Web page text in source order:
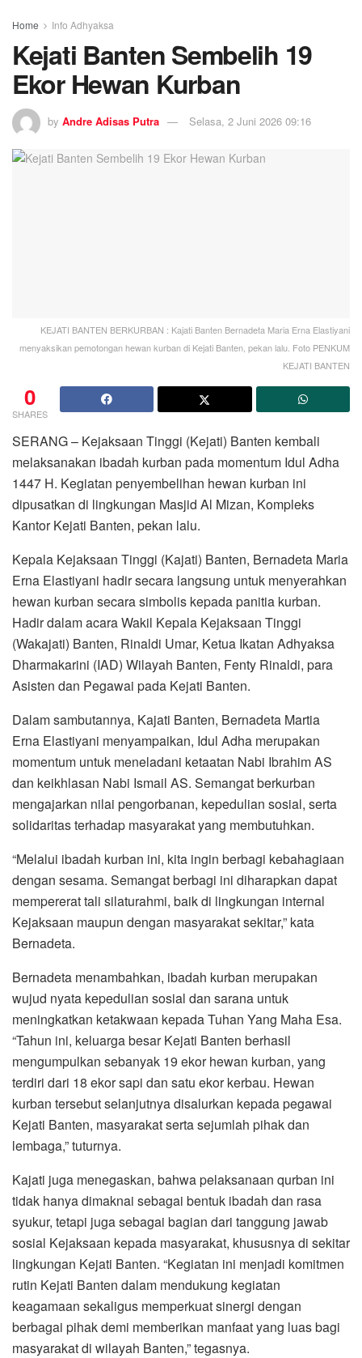
Home Info Adhyaksa
Kejati Banten Sembelih 19
Ekor Hewan Kurban
by Andre Adisas Putra Selasa, 2 Juni 2026 09:16
KEJATI BANTEN BERKURBAN : Kajati Banten Bernadeta Maria Erna Elastiyani
menyaksikan pemotongan hewan kurban di Kejati Banten, pekan lalu. Foto PENKUM
KEJATI BANTEN
0
SHARES
SERANG – Kejaksaan Tinggi (Kejati) Banten kembali
melaksanakan ibadah kurban pada momentum Idul Adha
1447 H. Kegiatan penyembelihan hewan kurban ini
dipusatkan di lingkungan Masjid Al Mizan, Kompleks
Kantor Kejati Banten, pekan lalu.
Kepala Kejaksaan Tinggi (Kajati) Banten, Bernadeta Maria
Erna Elastiyani hadir secara langsung untuk menyerahkan
hewan kurban secara simbolis kepada panitia kurban.
Hadir dalam acara Wakil Kepala Kejaksaan Tinggi
(Wakajati) Banten, Rinaldi Umar, Ketua Ikatan Adhyaksa
Dharmakarini (IAD) Wilayah Banten, Fenty Rinaldi, para
Asisten dan Pegawai pada Kejati Banten.
Dalam sambutannya, Kajati Banten, Bernadeta Martia
Erna Elastiyani menyampaikan, Idul Adha merupakan
momentum untuk meneladani ketaatan Nabi Ibrahim AS
dan keikhlasan Nabi Ismail AS. Semangat berkurban
mengajarkan nilai pengorbanan, kepedulian sosial, serta
solidaritas terhadap masyarakat yang membutuhkan.
“Melalui ibadah kurban ini, kita ingin berbagi kebahagiaan
dengan sesama. Semangat berbagi ini diharapkan dapat
mempererat tali silaturahmi, baik di lingkungan internal
Kejaksaan maupun dengan masyarakat sekitar,” kata
Bernadeta.
Bernadeta menambahkan, ibadah kurban merupakan
wujud nyata kepedulian sosial dan sarana untuk
meningkatkan ketakwaan kepada Tuhan Yang Maha Esa.
“Tahun ini, keluarga besar Kejati Banten berhasil
mengumpulkan sebanyak 19 ekor hewan kurban, yang
terdiri dari 18 ekor sapi dan satu ekor kerbau. Hewan
kurban tersebut selanjutnya disalurkan kepada pegawai
Kejati Banten, masyarakat serta sejumlah pihak dan
lembaga,” tuturnya.
Kajati juga menegaskan, bahwa pelaksanaan qurban ini
tidak hanya dimaknai sebagai bentuk ibadah dan rasa
syukur, tetapi juga sebagai bagian dari tanggung jawab
sosial Kejaksaan kepada masyarakat, khususnya di sekitar
lingkungan Kejati Banten. “Kegiatan ini menjadi komitmen
rutin Kejati Banten dalam mendukung kegiatan
keagamaan sekaligus memperkuat sinergi dengan
berbagai pihak demi memberikan manfaat yang luas bagi
masyarakat di wilayah Banten,” tegasnya.